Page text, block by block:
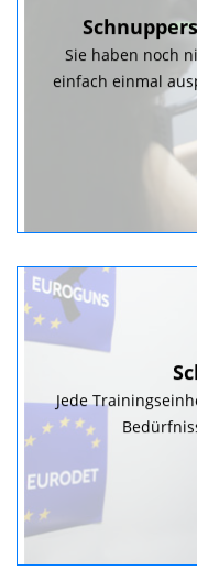
Sie haben noch
einfach einmal
Jede